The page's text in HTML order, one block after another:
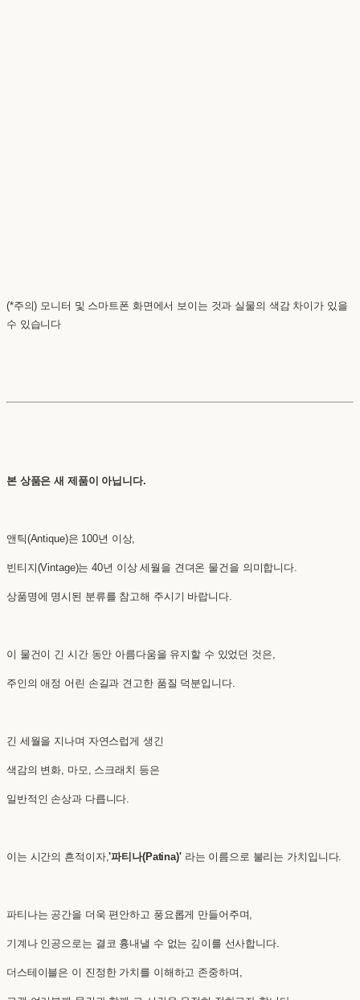
(*주의) 모니터 및 스마트폰 화면에서 보이는 것과 실물의 색감 차이가 있을
수 있습니다
본 상품은 새 제품이 아닙니다.
앤틱(Antique)은 100년 이상,
빈티지(Vintage)는 40년 이상 세월을 견뎌온 물건을 의미합니다.
상품명에 명시된 분류를 참고해 주시기 바랍니다.
이 물건이 긴 시간 동안 아름다움을 유지할 수 있었던 것은,
주인의 애정 어린 손길과 견고한 품질 덕분입니다.
긴 세월을 지나며 자연스럽게 생긴
색감의 변화, 마모, 스크래치 등은
일반적인 손상과 다릅니다.
이는 시간의 흔적이자,'파티나(Patina)'라는 이름으로 불리는 가치입니다.
파티나는 공간을 더욱 편안하고 풍요롭게 만들어주며,
기계나 인공으로는 결코 흉내낼 수 없는 깊이를 선사합니다.
더스테이블은 이 진정한 가치를 이해하고 존중하며,